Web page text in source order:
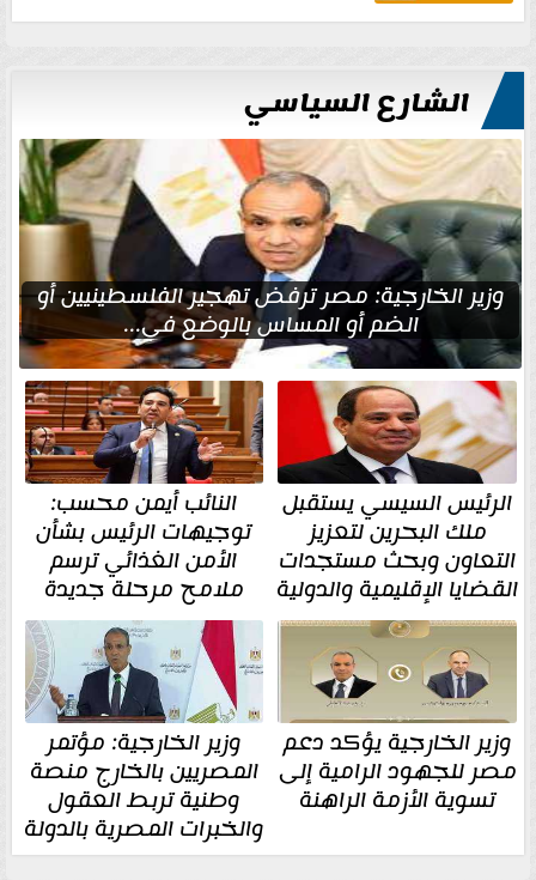
الشارع السياسي
وزير الخارجية: مصر ترفض تهجير الفلسطينيين أو
الضم أو المساس بالوضع في...
الرئيس السيسي يستقبل
ملك البحرين لتعزيز
التعاون وبحث مستجدات
القضايا الإقليمية والدولية
النائب أيمن محسب:
توجيهات الرئيس بشأن
الأمن الغذائي ترسم
ملامح مرحلة جديدة
وزير الخارجية يؤكد دعم
مصر للجهود الرامية إلى
تسوية الأزمة الراهنة
وزير الخارجية: مؤتمر
المصريين بالخارج منصة
وطنية تربط العقول
والخبرات المصرية بالدولة